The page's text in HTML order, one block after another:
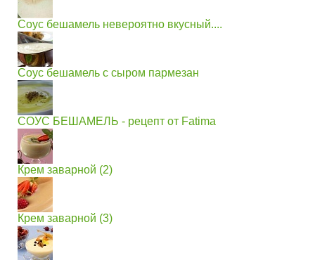
Соус бешамель невероятно вкусный....
Соус бешамель с сыром пармезан
СОУС БЕШАМЕЛЬ - рецепт от Fatima
Крем заварной (2)
Крем заварной (3)